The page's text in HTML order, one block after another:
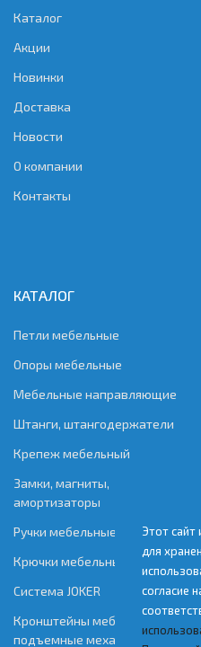
Этот сайт
для
согласие
Каталог
Акции
Новинки
Доставка
Новости
О компании
Контакты
КАТАЛОГ
Петли мебельные
Опоры мебельные
Мебельные направляющие
Штанги, штангодержатели
Крепеж мебельный
Замки, магниты,
амортизаторы
Ручки мебельные
Крючки мебельные
Система JOKER
Кронштейны мебельные,
подъемные механизмы